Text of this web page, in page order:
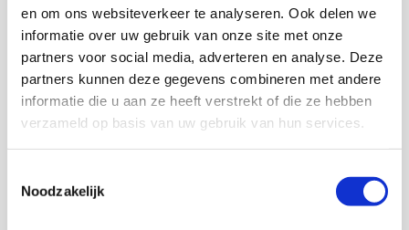
en om ons websiteverkeer te analyseren. Ook delen we
informatie over uw gebruik van onze site met onze
partners voor social media, adverteren en analyse. Deze
partners kunnen deze gegevens combineren met andere
informatie die u aan ze heeft verstrekt of die ze hebben
verzameld op basis van uw gebruik van hun services.
Noodzakelijk
Suzanne Broeren
Marjolijn Distelbrink